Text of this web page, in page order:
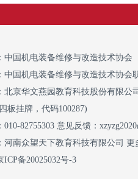
中国机电装备维修与改造技术协会
中国机电装备维修与改造技术协会
北京华文燕园教育科技股份有限公司
板挂牌，代码100287)
82755303 意见反馈：
河南众望天下教育科技有限公司 更
ICP备20025032号-3